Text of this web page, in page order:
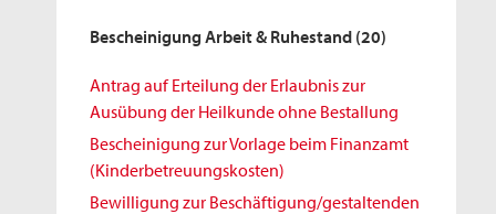
Bescheinigung Arbeit & Ruhestand (20)
Antrag auf Erteilung der Erlaubnis zur
Ausübung der Heilkunde ohne Bestallung
Bescheinigung zur Vorlage beim Finanzamt
(Kinderbetreuungskosten)
Bewilligung zur Beschäftigung/gestaltenden